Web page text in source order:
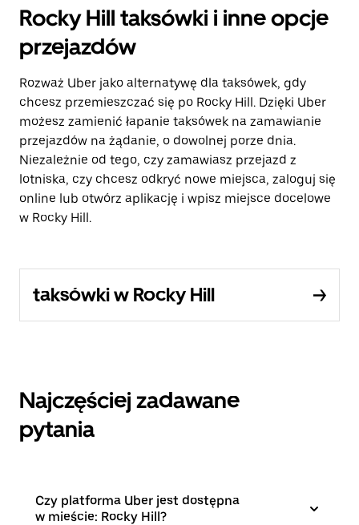
Rocky Hill taksówki i inne opcje
przejazdów
Rozważ Uber jako alternatywę dla taksówek, gdy
chcesz przemieszczać się po Rocky Hill. Dzięki Uber
możesz zamienić łapanie taksówek na zamawianie
przejazdów na żądanie, o dowolnej porze dnia.
Niezależnie od tego, czy zamawiasz przejazd z
lotniska, czy chcesz odkryć nowe miejsca, zaloguj się
online lub otwórz aplikację i wpisz miejsce docelowe
w Rocky Hill.
taksówki w Rocky Hill
Najczęściej zadawane
pytania
Czy platforma Uber jest dostępna
w mieście: Rocky Hill?